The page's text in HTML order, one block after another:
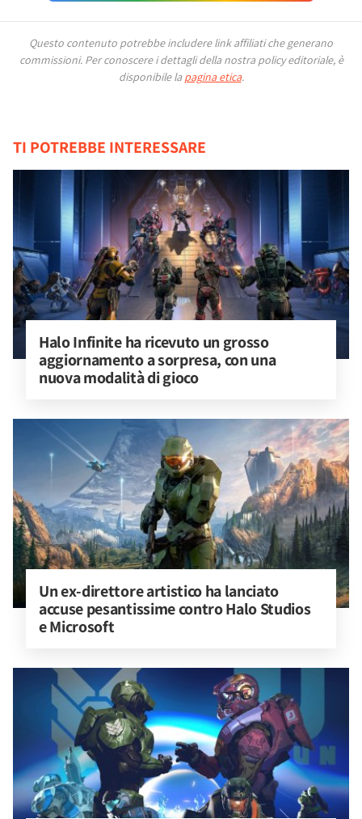
Questo contenuto potrebbe includere link affiliati che generano
commissioni. Per conoscere i dettagli della nostra policy editoriale, è
disponibile la pagina etica.
TI POTREBBE INTERESSARE
Halo Infinite ha ricevuto un grosso
aggiornamento a sorpresa, con una
nuova modalità di gioco
Un ex-direttore artistico ha lanciato
accuse pesantissime contro Halo Studios
e Microsoft